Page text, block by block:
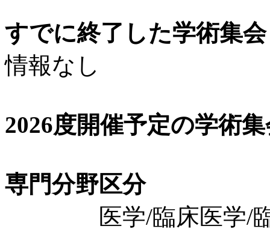
すでに終了した学術集
情報なし
2026度開催予定の学術
専門分野区分
医学/臨床医学/臨